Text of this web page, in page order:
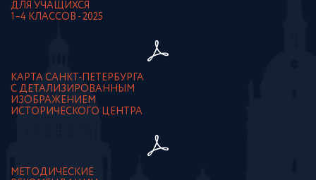
ДЛЯ УЧАЩИХСЯ
1–4 КЛАССОВ - 2025
КАРТА САНКТ-ПЕТЕРБУРГА
С ДЕТАЛИЗИРОВАННЫМ
ИЗОБРАЖЕНИЕМ
ИСТОРИЧЕСКОГО ЦЕНТРА
МЕТОДИЧЕСКИЕ